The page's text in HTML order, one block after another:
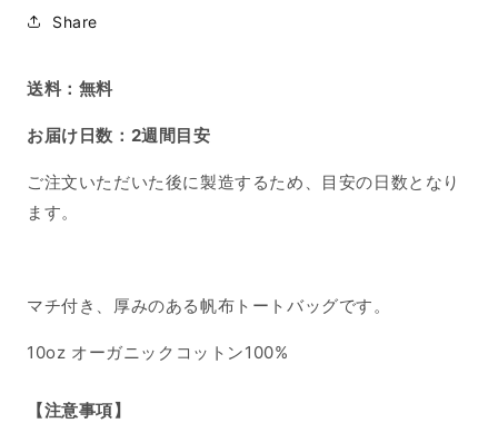
Share
送料：無料
お届け日数：2週間目安
ご注文いただいた後に製造するため、目安の日数となり
ます。
マチ付き、厚みのある帆布トートバッグです。
10oz オーガニックコットン100%
【注意事項】